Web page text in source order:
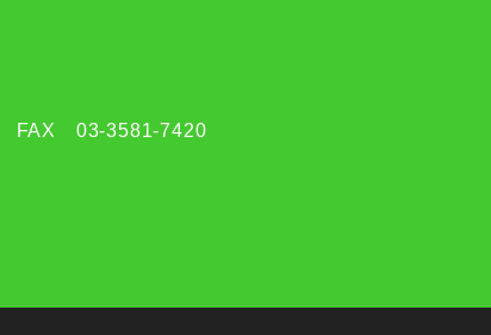
FAX 03-3581-7420